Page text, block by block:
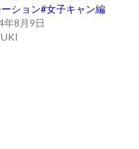
ーション#女子キャン編
年8月9日